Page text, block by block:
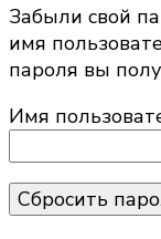
Забыли свой
имя
пароля вы
Имя
Сбросить